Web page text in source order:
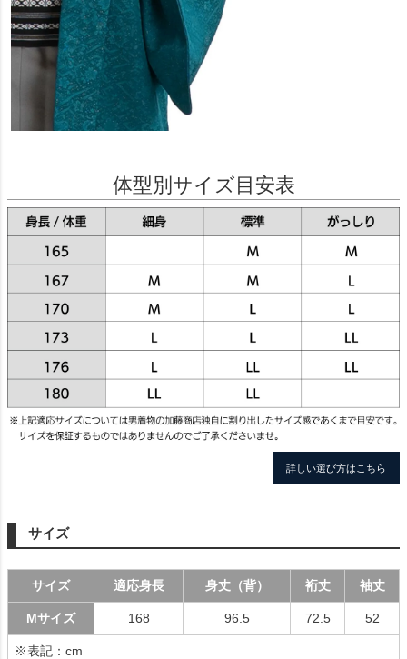
体型別サイズ目安表
詳しい選び方はこちら
サイズ
サイズ 適応身長 身丈（背） 裄丈 袖丈
Mサイズ 168 96.5 72.5 52
※表記：cm